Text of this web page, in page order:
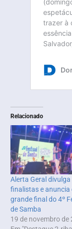
Relacionado
Alerta Geral divulga
finalistas e anuncia
grande final do 4º
de Samba
19 de novembro de